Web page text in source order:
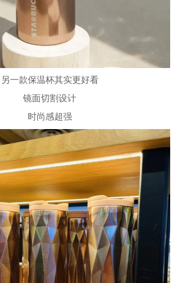
另一款保温杯其实更好看
镜面切割设计
时尚感超强